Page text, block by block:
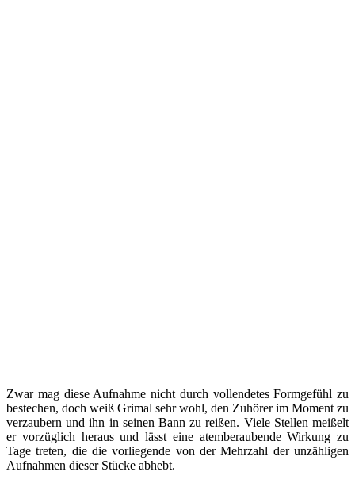
Zwar mag diese Aufnahme nicht durch vollendetes Formgefühl zu
bestechen, doch weiß Grimal sehr wohl, den Zuhörer im Moment zu
verzaubern und ihn in seinen Bann zu reißen. Viele Stellen meißelt
er vorzüglich heraus und lässt eine atemberaubende Wirkung zu
Tage treten, die die vorliegende von der Mehrzahl der unzähligen
Aufnahmen dieser Stücke abhebt.